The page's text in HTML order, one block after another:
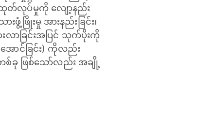
ထုတ်လုပ်မှုကို လျော့နည်း
ဖွံ့ဖြိုးမှု အားနည်းခြင်း၊
းလာခြင်းအပြင် သုက်ပိုးကို
အောင်ခြင်း) ကိုလည်း
စ်ခု ဖြစ်သော်လည်း အချို့